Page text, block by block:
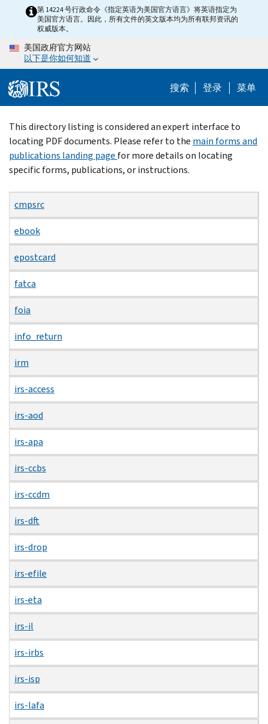
content
第 14224 号行政命令《指定英语为美国官方语言》将英语指定为
美国官方语言。因此，所有文件的英文版本均为所有联邦资讯的
权威版本。
美国政府官方网站
以下是你如何知道
搜索 登录 菜单
Beginning
of
main
content
This directory listing is considered an expert interface to
locating PDF documents. Please refer to the main forms and
publications landing page for more details on locating
specific forms, publications, or instructions.
cmpsrc
ebook
epostcard
fatca
foia
info_return
irm
irs-access
irs-aod
irs-apa
irs-ccbs
irs-ccdm
irs-dft
irs-drop
irs-efile
irs-eta
irs-il
irs-irbs
irs-isp
irs-lafa